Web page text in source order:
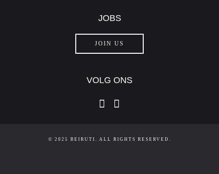
JOBS
JOIN US
VOLG ONS
instagram
© 2025 BEIRUTI. ALL RIGHTS RESERVED.